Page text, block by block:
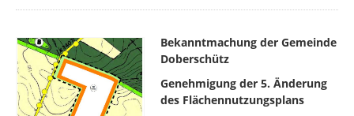
Bekanntmachung der Gemeinde
Doberschütz
Genehmigung der 5. Änderung
des Flächennutzungsplans